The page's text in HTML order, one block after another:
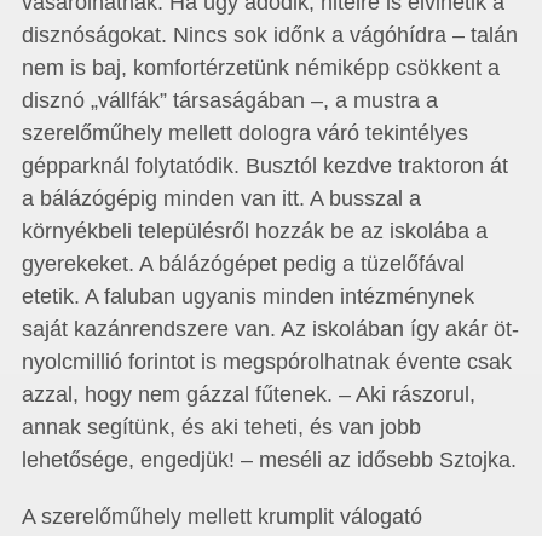
disznóságokat. Nincs sok időnk a vágóhídra – talán
nem is baj, komfortérzetünk némiképp csökkent a
disznó „vállfák” társaságában –, a mustra a
szerelőműhely mellett dologra váró tekintélyes
gépparknál folytatódik. Busztól kezdve traktoron át
a bálázógépig minden van itt. A busszal a
környékbeli településről hozzák be az iskolába a
gyerekeket. A bálázógépet pedig a tüzelőfával
etetik. A faluban ugyanis minden intézménynek
saját kazánrendszere van. Az iskolában így akár öt-
nyolcmillió forintot is megspórolhatnak évente csak
azzal, hogy nem gázzal fűtenek. – Aki rászorul,
annak segítünk, és aki teheti, és van jobb
lehetősége, engedjük! – meséli az idősebb Sztojka.
A szerelőműhely mellett krumplit válogató